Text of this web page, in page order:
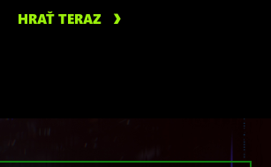
HRAŤ TERAZ